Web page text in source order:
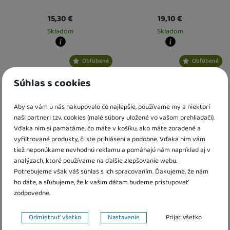
Súhlas s cookies
Aby sa vám u nás nakupovalo čo najlepšie, používame my a niektorí
naši partneri tzv. cookies (malé súbory uložené vo vašom prehliadači).
Vďaka nim si pamätáme, čo máte v košíku, ako máte zoradené a
vyfiltrované produkty, či ste prihlásení a podobne. Vďaka nim vám
tiež neponúkame nevhodnú reklamu a pomáhajú nám napríklad aj v
analýzach, ktoré používame na ďalšie zlepšovanie webu.
Potrebujeme však váš súhlas s ich spracovaním. Ďakujeme, že nám
ho dáte, a sľubujeme, že k vašim dátam budeme pristupovať
zodpovedne.
Nastavenie súhlasov s kategóriami cookies
Odmietnuť všetko Nastavenie Prijať všetko
15,30€
Skladom
Kdy zboží dostanete?
Osobný odber vo výdajnom mieste
U Vás doma
4 a více ks:Osobný odber vo výdajnom mieste
19,10€
Skladom
Kdy zboží dostanete?
:Osobný odber
Obľúbené
Bábika Verunka handrová
20cm česky hovoriaca
10,00€
K dispozícii
Obľúbené
Bábika Terezka handrová plyš
30cm česky hovoriaca
K dispozícii